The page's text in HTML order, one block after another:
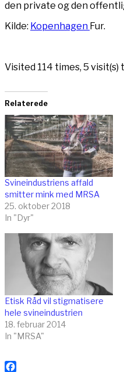
den private og den
Kilde: Kopenhagen Fur.
Visited 114 times, 5 visit(s)
Relaterede
Svineindustriens affald
smitter mink med MRSA
25. oktober 2018
In "Dyr"
Etisk Råd vil stigmatisere
hele svineindustrien
18. februar 2014
In "MRSA"